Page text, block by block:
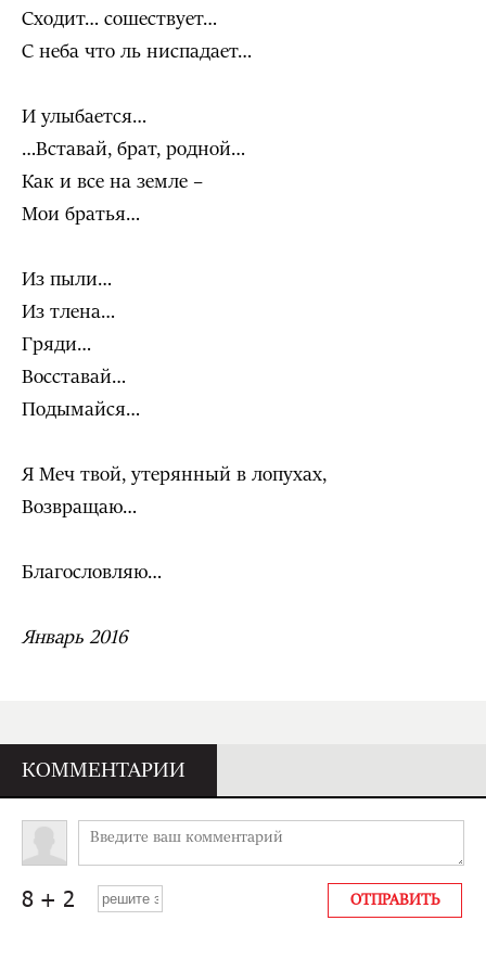
Сходит… сошествует…
С неба что ль ниспадает…
И улыбается…
…Вставай, брат, родной…
Как и все на земле –
Мои братья…
Из пыли…
Из тлена…
Гряди…
Восставай…
Подымайся…
Я Меч твой, утерянный в лопухах,
Возвращаю…
Благословляю…
Январь 2016
КОММЕНТАРИИ